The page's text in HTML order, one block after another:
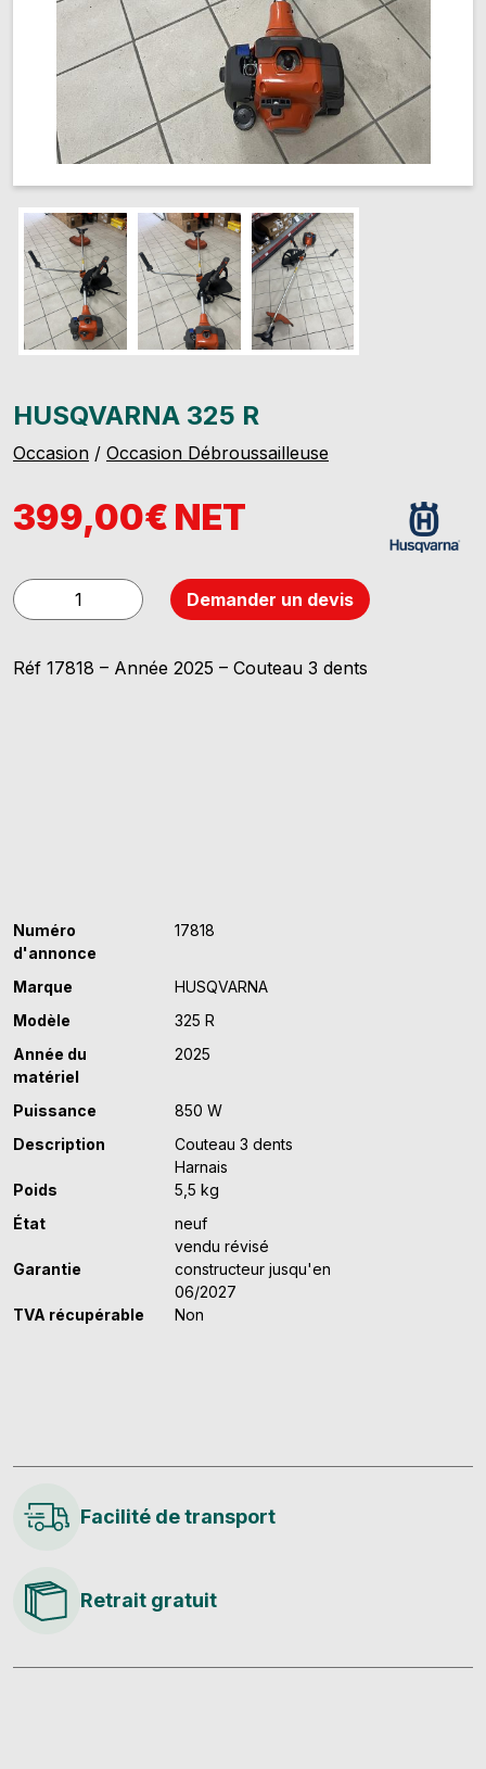
HUSQVARNA 325 R
Occasion / Occasion Débroussailleuse
399,00€ NET
quantité
de
325
Demander un devis
Réf 17818 – Année 2025 – Couteau 3 dents
Numéro
d'annonce
17818
Marque
HUSQVARNA
Modèle
325 R
Année du
matériel
2025
Puissance
850 W
Description
Couteau 3 dents
Harnais
Poids
5,5 kg
État
neuf
vendu révisé
Garantie
constructeur jusqu'en
06/2027
TVA récupérable
Non
Facilité de transport
Retrait gratuit